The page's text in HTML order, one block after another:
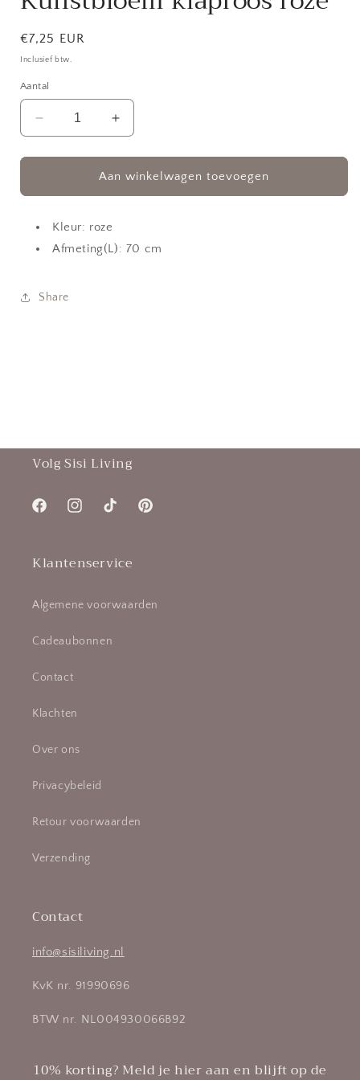
Normale
prijs
€7,25 EUR
Inclusief btw.
Aantal
Aantal
verlagen
voor
Kunstbloem
klaproos
Aantal
verhogen
voor
Kunstbloem
klaproos
Aan winkelwagen toevoegen
Kleur: roze
Afmeting(L): 70 cm
Share
Volg Sisi Living
FacebookInstagramTikTok Pinterest
Klantenservice
Algemene voorwaarden
Cadeaubonnen
Contact
Klachten
Over ons
Privacybeleid
Retour voorwaarden
Verzending
Contact
info@sisiliving.nl
KvK nr. 91990696
BTW nr. NL004930066B92
10% korting? Meld je hier aan en blijft op de